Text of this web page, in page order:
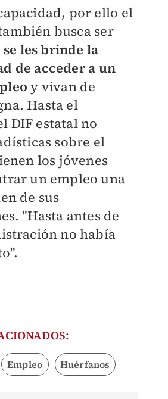
por ello el
busca ser
se les brinde la
de acceder a un
y vivan de
Hasta el
DIF estatal no
sobre el
los jóvenes
un empleo una
de sus
"Hasta antes de
no había
Empleo Huérfanos